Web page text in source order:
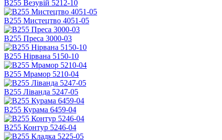
В255 Везувій 5212-10
В255 Мистецтво 4051-05
В255 Преса 3000-03
В255 Нірвана 5150-10
В255 Мрамор 5210-04
В255 Ліванда 5247-05
B255 Курама 6459-04
В255 Контур 5246-04